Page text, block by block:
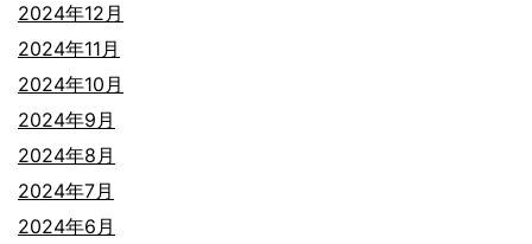
2024年12月
2024年11月
2024年10月
2024年9月
2024年8月
2024年7月
2024年6月